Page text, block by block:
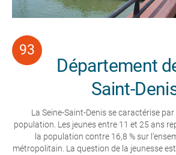
Département
Saint-
La Seine-Saint-Denis se caractérise
population. Les jeunes entre 11 et 25 ans
la population contre 16,8 % sur
métropolitain. La question de la jeunesse